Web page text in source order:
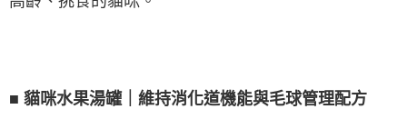
■ 貓咪水果湯罐｜維持消化道機能與毛球管理配方